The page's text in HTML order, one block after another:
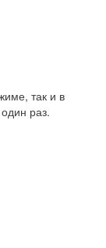
так и в
раз.